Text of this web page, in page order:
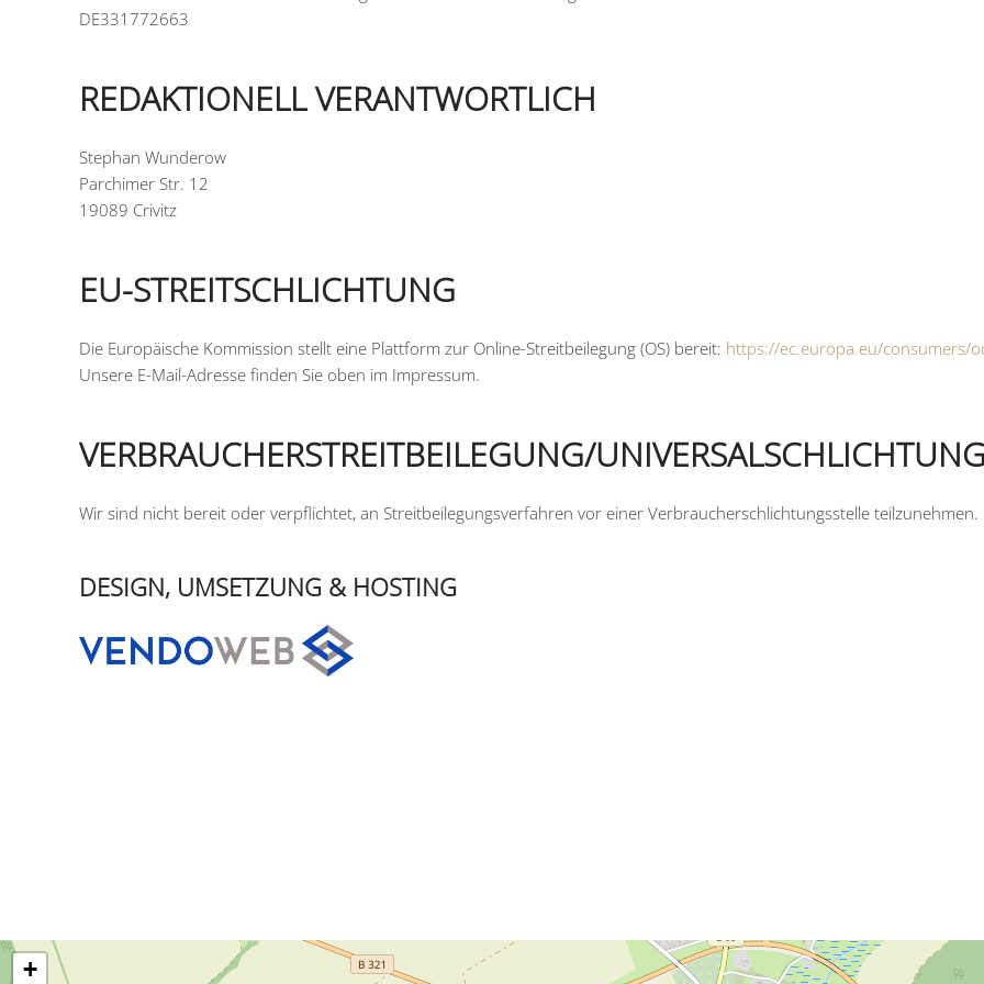
DE331772663
REDAKTIONELL VERANTWORTLICH
Stephan Wunderow
Parchimer Str. 12
19089 Crivitz
EU-STREITSCHLICHTUNG
Die Europäische Kommission stellt eine Plattform zur Online-Streitbeilegung (OS) bereit: https://ec.europa.eu/consumers/
Unsere E-Mail-Adresse finden Sie oben im Impressum.
VERBRAUCHER­STREIT­BEILEGUNG/
Wir sind nicht bereit oder verpflichtet, an Streitbeilegungsverfahren vor einer Verbraucherschlichtungsstelle teilzunehmen.
DESIGN, UMSETZUNG & HOSTING
+